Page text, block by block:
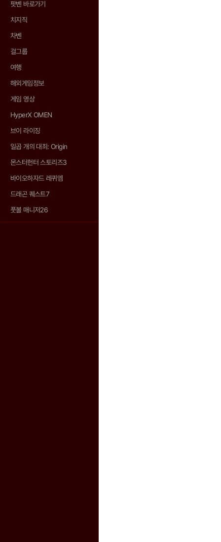
팟벤 바로가기
치지직
차벤
걸그룹
여행
해외게임정보
게임 영상
HyperX OMEN
브이 라이징
일곱 개의 대죄: Origin
몬스터헌터 스토리즈3
바이오하자드 레퀴엠
드래곤 퀘스트7
풋볼 매니저26